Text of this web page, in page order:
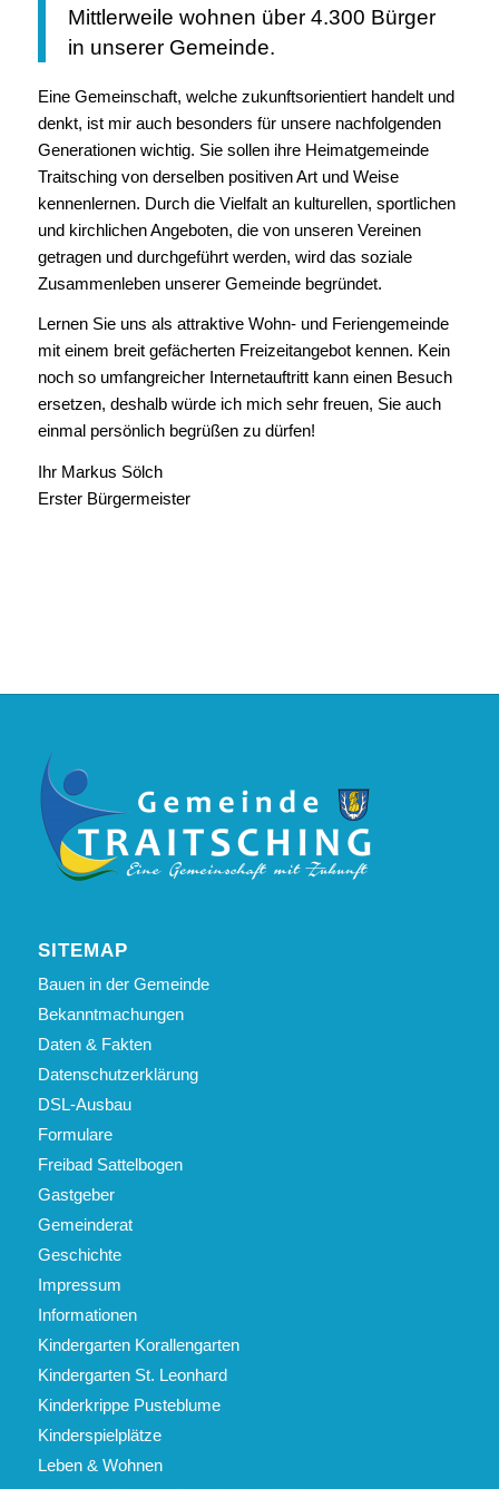
Mittlerweile wohnen über 4.300 Bürger
in unserer Gemeinde.
Eine Gemeinschaft, welche zukunftsorientiert handelt und
denkt, ist mir auch besonders für unsere nachfolgenden
Generationen wichtig. Sie sollen ihre Heimatgemeinde
Traitsching von derselben positiven Art und Weise
kennenlernen. Durch die Vielfalt an kulturellen, sportlichen
und kirchlichen Angeboten, die von unseren Vereinen
getragen und durchgeführt werden, wird das soziale
Zusammenleben unserer Gemeinde begründet.
Lernen Sie uns als attraktive Wohn- und Feriengemeinde
mit einem breit gefächerten Freizeitangebot kennen. Kein
noch so umfangreicher Internetauftritt kann einen Besuch
ersetzen, deshalb würde ich mich sehr freuen, Sie auch
einmal persönlich begrüßen zu dürfen!
Ihr Markus Sölch
Erster Bürgermeister
SITEMAP
Bauen in der Gemeinde
Bekanntmachungen
Daten & Fakten
Datenschutzerklärung
DSL-Ausbau
Formulare
Freibad Sattelbogen
Gastgeber
Gemeinderat
Geschichte
Impressum
Informationen
Kindergarten Korallengarten
Kindergarten St. Leonhard
Kinderkrippe Pusteblume
Kinderspielplätze
Leben & Wohnen